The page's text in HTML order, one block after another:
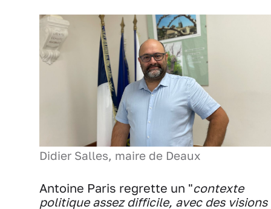
Didier Salles, maire de Deaux
Antoine Paris regrette un "contexte
politique assez difficile, avec des visions